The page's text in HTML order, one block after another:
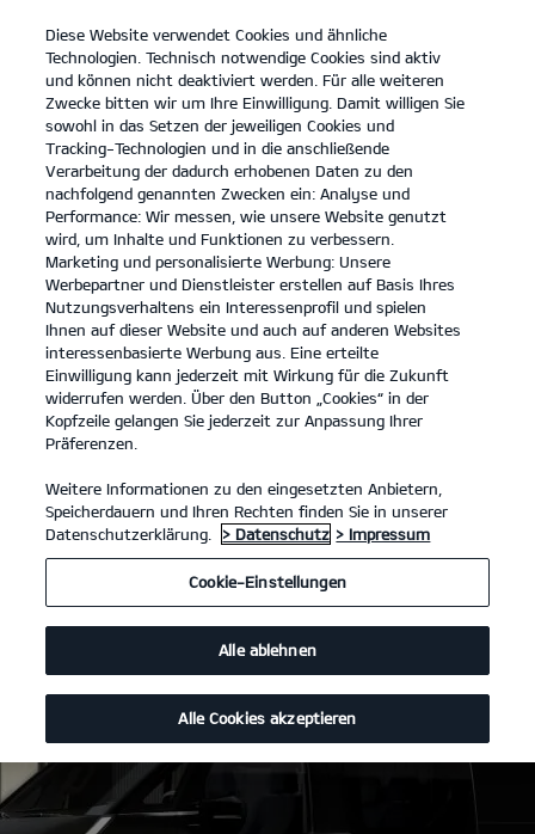
open
menu
KONTAKT
Kia PV5 Crew
... KIA PV5 CREW
Der Kia PV5 Crew
Diese Website verwendet Cookies und ähnliche
Technologien. Technisch notwendige Cookies sind aktiv
und können nicht deaktiviert werden. Für alle weiteren
Zwecke bitten wir um Ihre Einwilligung. Damit willigen Sie
sowohl in das Setzen der jeweiligen Cookies und
Tracking-Technologien und in die anschließende
Verarbeitung der dadurch erhobenen Daten zu den
nachfolgend genannten Zwecken ein: Analyse und
Performance: Wir messen, wie unsere Website genutzt
wird, um Inhalte und Funktionen zu verbessern.
Marketing und personalisierte Werbung: Unsere
Werbepartner und Dienstleister erstellen auf Basis Ihres
Nutzungsverhaltens ein Interessenprofil und spielen
Ihnen auf dieser Website und auch auf anderen Websites
interessenbasierte Werbung aus. Eine erteilte
Einwilligung kann jederzeit mit Wirkung für die Zukunft
widerrufen werden. Über den Button „Cookies“ in der
Kopfzeile gelangen Sie jederzeit zur Anpassung Ihrer
Präferenzen.
Weitere Informationen zu den eingesetzten Anbietern,
Speicherdauern und Ihren Rechten finden Sie in unserer
Datenschutzerklärung.
> Datenschutz > Impressum
Cookie-Einstellungen
Alle ablehnen
Alle Cookies akzeptieren